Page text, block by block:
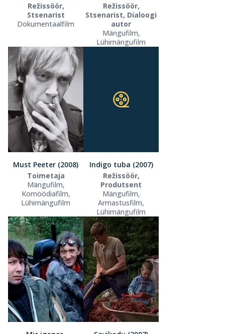
Režissöör,
Stsenarist
Dokumentaalfilm
Režissöör,
Stsenarist, Dialoogi
autor
Mängufilm,
Lühimängufilm
Must Peeter (2008)
Toimetaja
Mängufilm,
Komöödiafilm,
Lühimängufilm
Indigo tuba (2007)
Režissöör,
Produtsent
Mängufilm,
Armastusfilm,
Lühimängufilm